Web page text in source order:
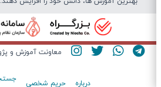
معاونت آموزش و
حریم شخصی درباره